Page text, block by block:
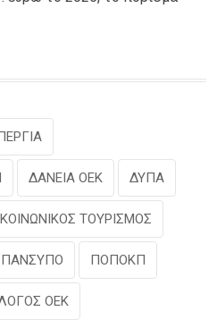
ΔΑΝΕΙΑ ΟΕΚ ΔΥΠΑ
ΚΟΙΝΩΝΙΚΟΣ ΤΟΥΡΙΣΜΟΣ
ΠΑΝΣΥΠΟ ΠΟΠΟΚΠ
ΟΕΚ